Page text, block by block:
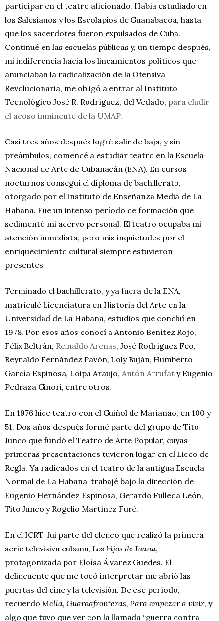
participar en el teatro aficionado. Había estudiado en
los Salesianos y los Escolapios de Guanabacoa, hasta
que los sacerdotes fueron expulsados de Cuba.
Continué en las escuelas públicas y, un tiempo después,
mi indiferencia hacia los lineamientos políticos que
anunciaban la radicalización de la Ofensiva
Revolucionaria, me obligó a entrar al Instituto
Tecnológico José R. Rodríguez, del Vedado, para eludir
el acoso inminente de la UMAP.
Casi tres años después logré salir de baja, y sin
preámbulos, comencé a estudiar teatro en la Escuela
Nacional de Arte de Cubanacán (ENA). En cursos
nocturnos conseguí el diploma de bachillerato,
otorgado por el Instituto de Enseñanza Media de La
Habana. Fue un intenso período de formación que
sedimentó mi acervo personal. El teatro ocupaba mi
atención inmediata, pero mis inquietudes por el
enriquecimiento cultural siempre estuvieron
presentes.
Terminado el bachillerato, y ya fuera de la ENA,
matriculé Licenciatura en Historia del Arte en la
Universidad de La Habana, estudios que concluí en
1978. Por esos años conocí a Antonio Benítez Rojo,
Félix Beltrán, Reinaldo Arenas, José Rodríguez Feo,
Reynaldo Fernández Pavón, Loly Buján, Humberto
García Espinosa, Loipa Araujo, Antón Arrufat y Eugenio
Pedraza Ginori, entre otros.
En 1976 hice teatro con el Guiñol de Marianao, en 100 y
51. Dos años después formé parte del grupo de Tito
Junco que fundó el Teatro de Arte Popular, cuyas
primeras presentaciones tuvieron lugar en el Liceo de
Regla. Ya radicados en el teatro de la antigua Escuela
Normal de La Habana, trabajé bajo la dirección de
Eugenio Hernández Espinosa, Gerardo Fulleda León,
Tito Junco y Rogelio Martínez Furé.
En el ICRT, fui parte del elenco que realizó la primera
serie televisiva cubana, Los hijos de Juana,
protagonizada por Eloísa Álvarez Guedes. El
delincuente que me tocó interpretar me abrió las
puertas del cine y la televisión. De ese período,
recuerdo Mella, Guardafronteras, Para empezar a vivir, y
algo que tuvo que ver con la llamada “guerra contra